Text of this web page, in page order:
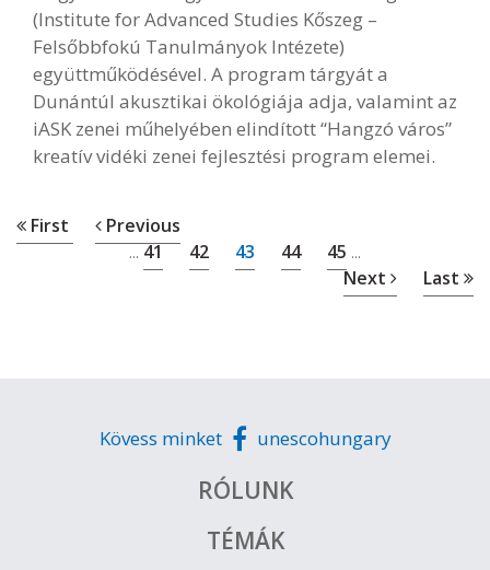
(Institute for Advanced Studies Kőszeg –
Felsőbbfokú Tanulmányok Intézete)
együttműködésével. A program tárgyát a
Dunántúl akusztikai ökológiája adja, valamint az
iASK zenei műhelyében elindított “Hangzó város”
kreatív vidéki zenei fejlesztési program elemei.
First Previous
... 41 42 43 44 45 ...
Next Last
Kövess minket unescohungary
RÓLUNK
TÉMÁK